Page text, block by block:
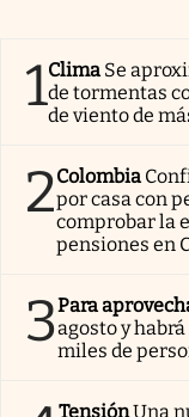
1Clima Se
de tormentas
de viento de
2Colombia
por casa con
comprobar la
pensiones en
3Para
agosto y
miles de
TensiónUna